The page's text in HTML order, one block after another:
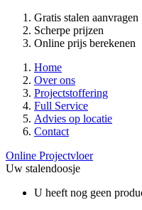
Gratis stalen aanvragen
Scherpe prijzen
Online prijs berekenen
Home
Over ons
Projectstoffering
Full Service
Advies op locatie
Contact
Online Projectvloer
Uw stalendoosje
U heeft nog geen